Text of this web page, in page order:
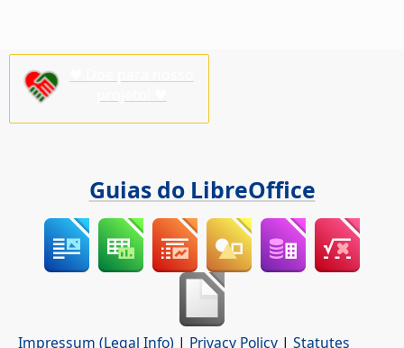
Guias do LibreOffice
Impressum (Legal Info) | Privacy Policy | Statutes